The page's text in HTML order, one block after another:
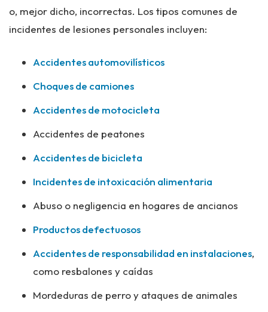
o, mejor dicho, incorrectas. Los tipos comunes de
incidentes de lesiones personales incluyen:
Accidentes automovilísticos
Choques de camiones
Accidentes de motocicleta
Accidentes de peatones
Accidentes de bicicleta
Incidentes de intoxicación alimentaria
Abuso o negligencia en hogares de ancianos
Productos defectuosos
Accidentes de responsabilidad en instalaciones,
como resbalones y caídas
Mordeduras de perro y ataques de animales